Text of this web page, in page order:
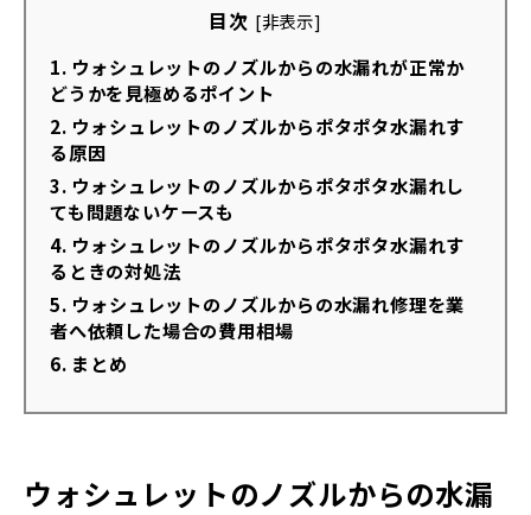
目次 [非表示]
1. ウォシュレットのノズルからの水漏れが正常か
どうかを見極めるポイント
2. ウォシュレットのノズルからポタポタ水漏れす
る原因
3. ウォシュレットのノズルからポタポタ水漏れし
ても問題ないケースも
4. ウォシュレットのノズルからポタポタ水漏れす
るときの対処法
5. ウォシュレットのノズルからの水漏れ修理を業
者へ依頼した場合の費用相場
6. まとめ
ウォシュレットのノズルからの水漏